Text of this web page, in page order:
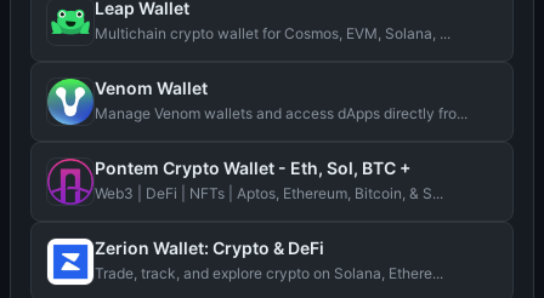
Leap Wallet
Multichain crypto wallet for Cosmos, EVM, Solana, ...
Venom Wallet
Manage Venom wallets and access dApps directly fro...
Pontem Crypto Wallet - Eth, Sol, BTC +
Web3 | DeFi | NFTs | Aptos, Ethereum, Bitcoin, & S...
Zerion Wallet: Crypto & DeFi
Trade, track, and explore crypto on Solana, Ethere...